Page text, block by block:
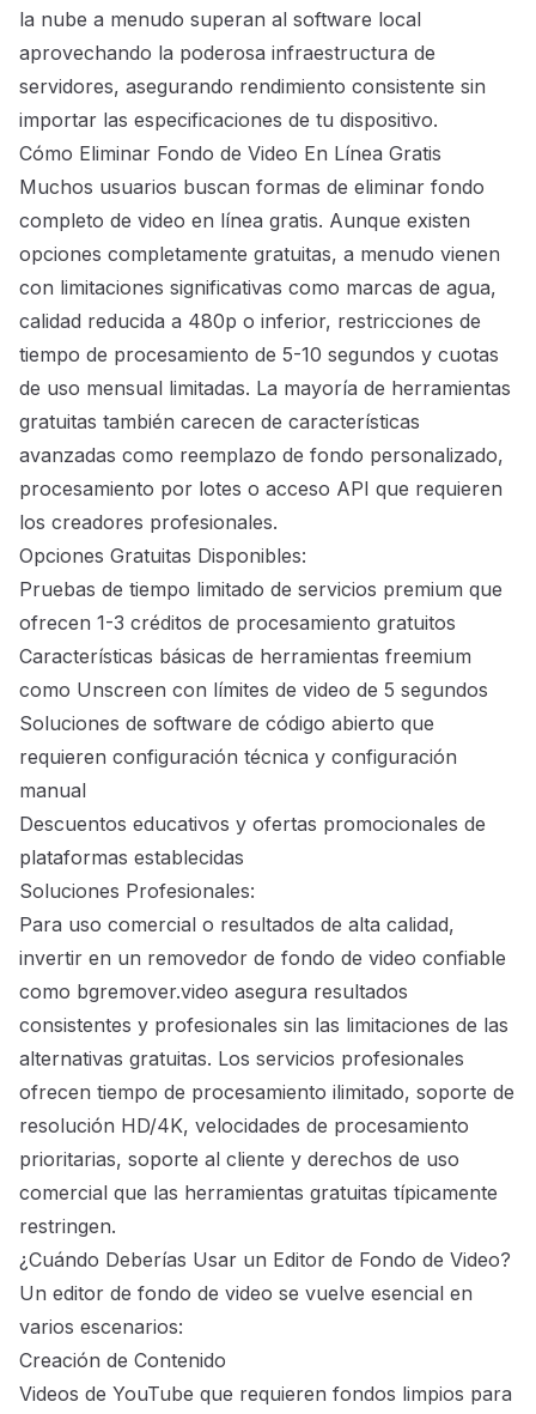
la nube a menudo superan al software local
aprovechando la poderosa infraestructura de
servidores, asegurando rendimiento consistente sin
importar las especificaciones de tu dispositivo.
Cómo Eliminar Fondo de Video En Línea Gratis
Muchos usuarios buscan formas de eliminar fondo
completo de video en línea gratis. Aunque existen
opciones completamente gratuitas, a menudo vienen
con limitaciones significativas como marcas de agua,
calidad reducida a 480p o inferior, restricciones de
tiempo de procesamiento de 5-10 segundos y cuotas
de uso mensual limitadas. La mayoría de herramientas
gratuitas también carecen de características
avanzadas como reemplazo de fondo personalizado,
procesamiento por lotes o acceso API que requieren
los creadores profesionales.
Opciones Gratuitas Disponibles:
Pruebas de tiempo limitado de servicios premium que
ofrecen 1-3 créditos de procesamiento gratuitos
Características básicas de herramientas freemium
como Unscreen con límites de video de 5 segundos
Soluciones de software de código abierto que
requieren configuración técnica y configuración
manual
Descuentos educativos y ofertas promocionales de
plataformas establecidas
Soluciones Profesionales:
Para uso comercial o resultados de alta calidad,
invertir en un removedor de fondo de video confiable
como bgremover.video asegura resultados
consistentes y profesionales sin las limitaciones de las
alternativas gratuitas. Los servicios profesionales
ofrecen tiempo de procesamiento ilimitado, soporte de
resolución HD/4K, velocidades de procesamiento
prioritarias, soporte al cliente y derechos de uso
comercial que las herramientas gratuitas típicamente
restringen.
¿Cuándo Deberías Usar un Editor de Fondo de Video?
Un editor de fondo de video se vuelve esencial en
varios escenarios:
Creación de Contenido
Videos de YouTube que requieren fondos limpios para